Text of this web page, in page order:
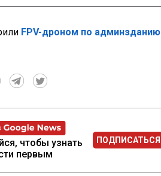
FPV-дроном по админзданию
чтобы узнать
первым
ПОДПИСАТЬСЯ